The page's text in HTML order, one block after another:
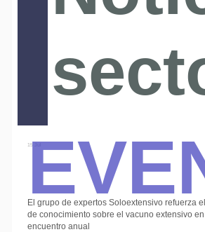
15 Jul
El grupo de expertos Soloextensivo refuerza
de conocimiento sobre el vacuno extensivo en
encuentro anual